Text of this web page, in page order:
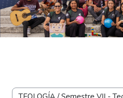
Blocs